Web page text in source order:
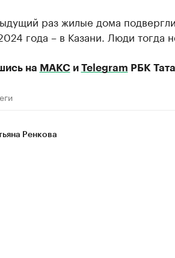
раз жилые дома
года – в Казани. Люди тогда
на МАКСи Telegram РБК
Ренкова